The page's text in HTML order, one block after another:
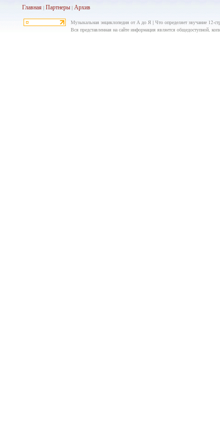
Главная| Партнеры| Архив
Музыкальная энциклопедия от А до Я | Что определяет звучание 12-
Вся представленная на сайте информация является общедоступной,